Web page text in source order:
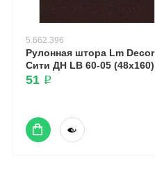
5.662.396
Рулонная штора Lm Decor
Сити ДН LB 60-05 (48x160)
51 ₽